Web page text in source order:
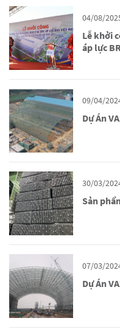
04/08/
Lễ khởi
áp lực
09/04/
Dự Án
30/03/
Sản
07/03/
Dự Án